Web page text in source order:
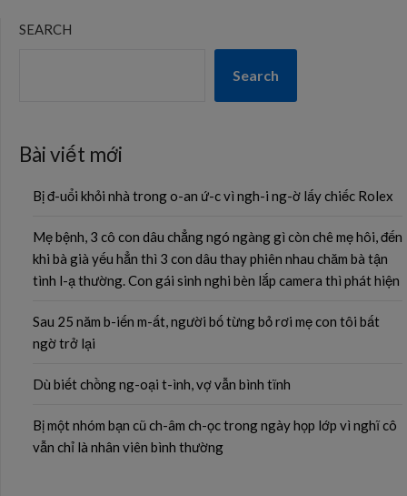
SEARCH
Search
Bài viết mới
Bị đ-uổi khỏi nhà trong o-an ứ-c vì ngh-i ng-ờ lấy chiếc Rolex
Mẹ bệnh, 3 cô con dâu chẳng ngó ngàng gì còn chê mẹ hôi, đến
khi bà già yếu hẳn thì 3 con dâu thay phiên nhau chăm bà tận
tình l-ạ thường. Con gái sinh nghi bèn lắp camera thì phát hiện
Sau 25 năm b-iến m-ất, người bố từng bỏ rơi mẹ con tôi bất
ngờ trở lại
Dù biết chồng ng-oại t-ình, vợ vẫn bình tĩnh
Bị một nhóm bạn cũ ch-âm ch-ọc trong ngày họp lớp vì nghĩ cô
vẫn chỉ là nhân viên bình thường